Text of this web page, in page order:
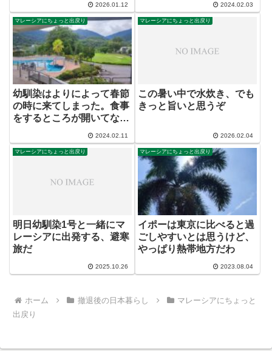
2026.01.12 2024.02.03
マレーシアにちょっと出戻り
幼馴染はよりによって春節
の時に来てしまった。食事
をするところが開いてな～
2024.02.11
マレーシアにちょっと出戻り
この暑い中で水炊き、でも
きっと旨いと思うぞ
2026.02.04
マレーシアにちょっと出戻り
明日幼馴染1号と一緒にマ
レーシアに出発する、避寒
旅だ
2025.10.26
マレーシアにちょっと出戻り
イポーは東京に比べると過
ごしやすいとは思うけど、
やっぱり熱帯地方だわ
2023.08.04
ホーム 撤退後の日本暮らし
マレーシアにちょっと
出戻り